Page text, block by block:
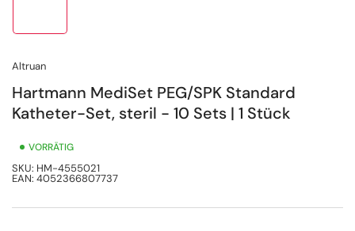
Altruan
Hartmann MediSet PEG/SPK Standard
Katheter-Set, steril - 10 Sets | 1 Stück
VORRÄTIG
SKU: HM-4555021
EAN: 4052366807737